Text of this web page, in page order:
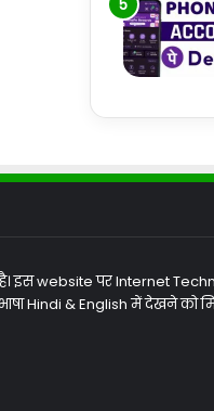
इस website पर Internet
Hindi & English में देखने को